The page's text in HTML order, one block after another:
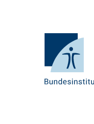
Startseite
von